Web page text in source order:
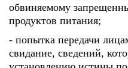
обвиняемому
продуктов питания;
- попытка передачи
свидание, сведений,